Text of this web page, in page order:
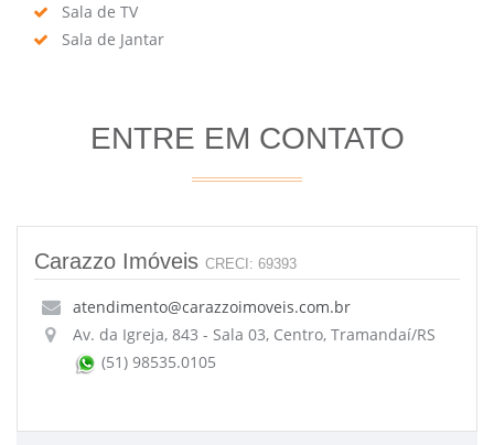
Sala de TV
Sala de Jantar
ENTRE EM CONTATO
Carazzo Imóveis CRECI: 69393
atendimento@carazzoimoveis.com.br
Av. da Igreja, 843 - Sala 03, Centro, Tramandaí/RS
(51) 98535.0105